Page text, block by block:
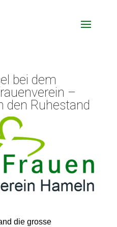
bei dem
–
den Ruhestand
die grosse